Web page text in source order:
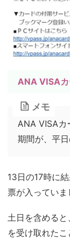
ANA VISAカ
メモ
ANA VISAカ
期間が、平
13日の17時に
票が入っていま
土日を含める
を受け取れたこ